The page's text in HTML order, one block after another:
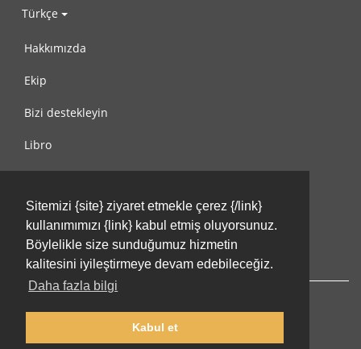
Sitemizi {site} ziyaret etmekle çerez {/link}
kullanımımızı {link} kabul etmiş oluyorsunuz.
Böylelikle size sunduğumuz hizmetin
kalitesini iyileştirmeye devam edebileceğiz.
Daha fazla bilgi
Kabul et
Türkçe
Hakkımızda
Ekip
Bizi destekleyin
Libro
Kullanım Koşulları
Bize ulaşın
© 2002-2026 lernu.net |Impressum